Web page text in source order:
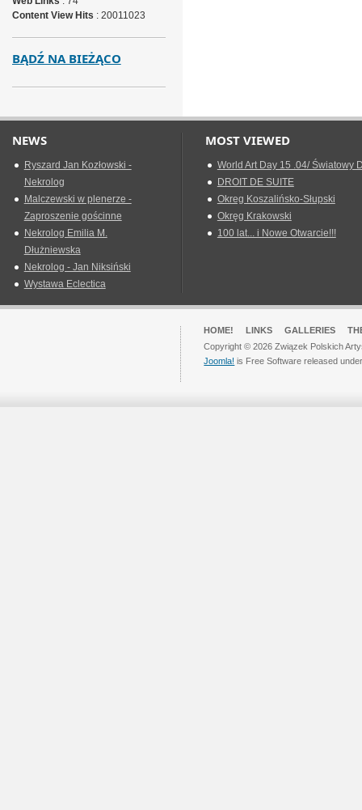
Content View Hits : 20011023
BĄDŹ NA BIEŻĄCO
NEWS
Ryszard Jan Kozłowski -
Nekrolog
Malczewski w plenerze -
Zaproszenie gościnne
Nekrolog Emilia M.
Dłużniewska
Nekrolog - Jan Niksiński
Wystawa Eclectica
MOST VIEWED
World Art Day 15 .04/ Światowy
DROIT DE SUITE
Okreg Koszalińsko-Słupski
Okręg Krakowski
100 lat... i Nowe Otwarcie!!!
HOME! LINKS GALLERIES
Copyright © 2026 Związek Polskich
Joomla! is Free Software released